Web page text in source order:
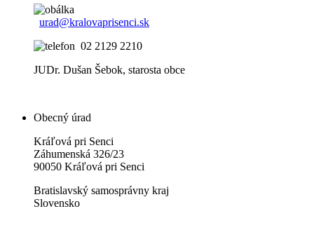
urad@kralovaprisenci.sk
02 2129 2210
JUDr. Dušan Šebok, starosta obce
Obecný úrad
Kráľová pri Senci
Záhumenská 326/23
90050 Kráľová pri Senci
Bratislavský samosprávny kraj
Slovensko